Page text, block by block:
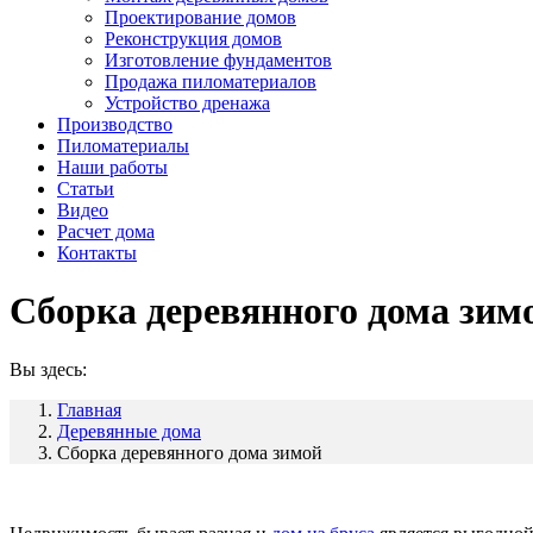
Проектирование домов
Реконструкция домов
Изготовление фундаментов
Продажа пиломатериалов
Устройство дренажа
Производство
Пиломатериалы
Наши работы
Статьи
Видео
Расчет дома
Контакты
Сборка деревянного дома
Вы здесь:
Главная
Деревянные дома
Сборка деревянного дома зимой